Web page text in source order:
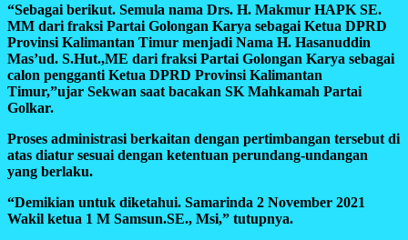
“Sebagai berikut. Semula nama Drs. H. Makmur HAPK SE.
MM dari fraksi Partai Golongan Karya sebagai Ketua DPRD
Provinsi Kalimantan Timur menjadi Nama H. Hasanuddin
Mas’ud. S.Hut.,ME dari fraksi Partai Golongan Karya sebagai
calon pengganti Ketua DPRD Provinsi Kalimantan
Timur,”ujar Sekwan saat bacakan SK Mahkamah Partai
Golkar.
Proses administrasi berkaitan dengan pertimbangan tersebut di
atas diatur sesuai dengan ketentuan perundang-undangan
yang berlaku.
“Demikian untuk diketahui. Samarinda 2 November 2021
Wakil ketua 1 M Samsun.SE., Msi,” tutupnya.